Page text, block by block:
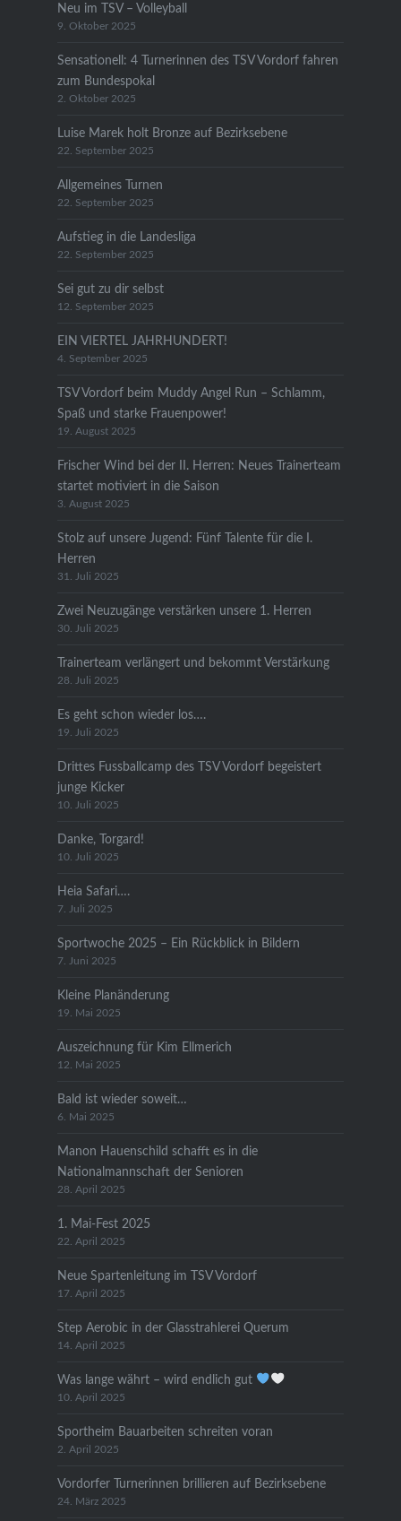
Neu im TSV – Volleyball
9. Oktober 2025
Sensationell: 4 Turnerinnen des TSV Vordorf fahren
zum Bundespokal
2. Oktober 2025
Luise Marek holt Bronze auf Bezirksebene
22. September 2025
Allgemeines Turnen
22. September 2025
Aufstieg in die Landesliga
22. September 2025
Sei gut zu dir selbst
12. September 2025
EIN VIERTEL JAHRHUNDERT!
4. September 2025
TSV Vordorf beim Muddy Angel Run – Schlamm,
Spaß und starke Frauenpower!
19. August 2025
Frischer Wind bei der II. Herren: Neues Trainerteam
startet motiviert in die Saison
3. August 2025
Stolz auf unsere Jugend: Fünf Talente für die I.
Herren
31. Juli 2025
Zwei Neuzugänge verstärken unsere 1. Herren
30. Juli 2025
Trainerteam verlängert und bekommt Verstärkung
28. Juli 2025
Es geht schon wieder los….
19. Juli 2025
Drittes Fussballcamp des TSV Vordorf begeistert
junge Kicker
10. Juli 2025
Danke, Torgard!
10. Juli 2025
Heia Safari….
7. Juli 2025
Sportwoche 2025 – Ein Rückblick in Bildern
7. Juni 2025
Kleine Planänderung
19. Mai 2025
Auszeichnung für Kim Ellmerich
12. Mai 2025
Bald ist wieder soweit…
6. Mai 2025
Manon Hauenschild schafft es in die
Nationalmannschaft der Senioren
28. April 2025
1. Mai-Fest 2025
22. April 2025
Neue Spartenleitung im TSV Vordorf
17. April 2025
Step Aerobic in der Glasstrahlerei Querum
14. April 2025
Was lange währt – wird endlich gut
10. April 2025
Sportheim Bauarbeiten schreiten voran
2. April 2025
Vordorfer Turnerinnen brillieren auf Bezirksebene
24. März 2025